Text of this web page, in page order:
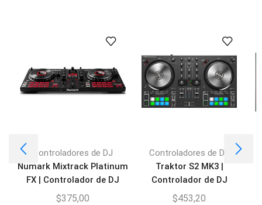
Controladores de DJ
Numark Mixtrack Platinum
FX | Controlador de DJ
$375,00
Controladores de DJ
Traktor S2 MK3 |
Controlador de DJ
$453,20